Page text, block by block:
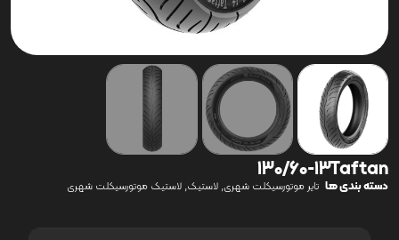
130/60-13Taftan
دسته بندی ها تایر موتورسیکلت شهری, لاستیک, لاستیک موتورسیکلت شهری